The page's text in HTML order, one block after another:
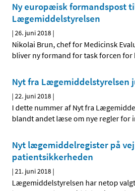
Ny europæisk formandspost
Lægemiddelstyrelsen
|26. juni 2018 |
Nikolai Brun, chef for Medicinsk
bliver ny formand for task forcen for
Nyt fra Lægemiddelstyrelsen
|22. juni 2018 |
I dette nummer af Nyt fra
blandt andet læse om nye regler for
Nyt lægemiddelregister på
patientsikkerheden
|21. juni 2018 |
Lægemiddelstyrelsen har netop